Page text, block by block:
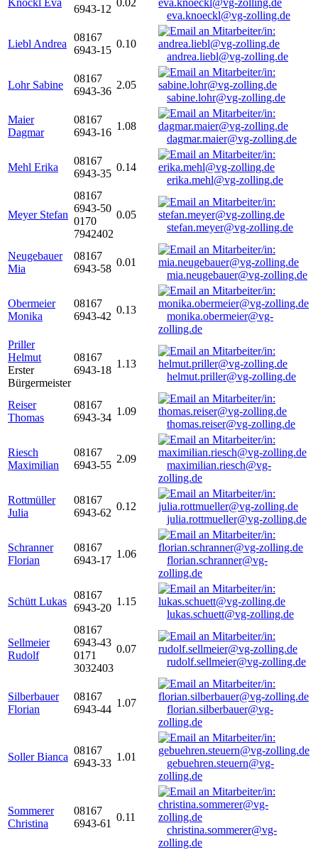
Knöckl Eva
6943-12
0.02
eva.knoeckl@vg-zolling.de
Liebl Andrea
08167
6943-15
0.10
andrea.liebl@vg-zolling.de
Lohr Sabine
08167
6943-36
2.05
sabine.lohr@vg-zolling.de
Maier
Dagmar
08167
6943-16
1.08
dagmar.maier@vg-zolling.de
Mehl Erika
08167
6943-35
0.14
erika.mehl@vg-zolling.de
Meyer Stefan
08167
6943-50
0170
7942402
0.05
stefan.meyer@vg-zolling.de
Neugebauer
Mia
08167
6943-58
0.01
mia.neugebauer@vg-zolling.de
Obermeier
Monika
08167
6943-42
0.13
monika.obermeier@vg-
zolling.de
Priller
Helmut
Erster
Bürgermeister
08167
6943-18
1.13
helmut.priller@vg-zolling.de
Reiser
Thomas
08167
6943-34
1.09
thomas.reiser@vg-zolling.de
Riesch
Maximilian
08167
6943-55
2.09
maximilian.riesch@vg-
zolling.de
Rottmüller
Julia
08167
6943-62
0.12
julia.rottmueller@vg-zolling.de
Schranner
Florian
08167
6943-17
1.06
florian.schranner@vg-
zolling.de
Schütt Lukas
08167
6943-20
1.15
lukas.schuett@vg-zolling.de
Sellmeier
Rudolf
08167
6943-43
0171
3032403
0.07
rudolf.sellmeier@vg-zolling.de
Silberbauer
Florian
08167
6943-44
1.07
florian.silberbauer@vg-
zolling.de
Soller Bianca
08167
6943-33
1.01
gebuehren.steuern@vg-
zolling.de
Sommerer
Christina
08167
6943-61
0.11
christina.sommerer@vg-
zolling.de